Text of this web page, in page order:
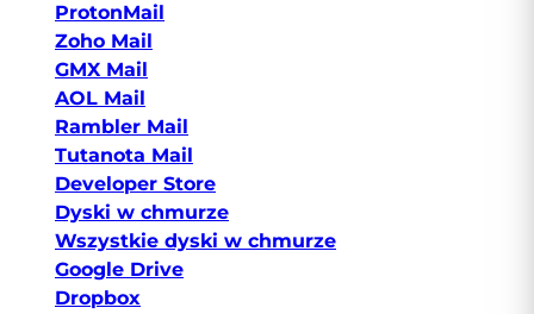
ProtonMail
Zoho Mail
GMX Mail
AOL Mail
Rambler Mail
Tutanota Mail
Developer Store
Dyski w chmurze
Wszystkie dyski w chmurze
Google Drive
Dropbox